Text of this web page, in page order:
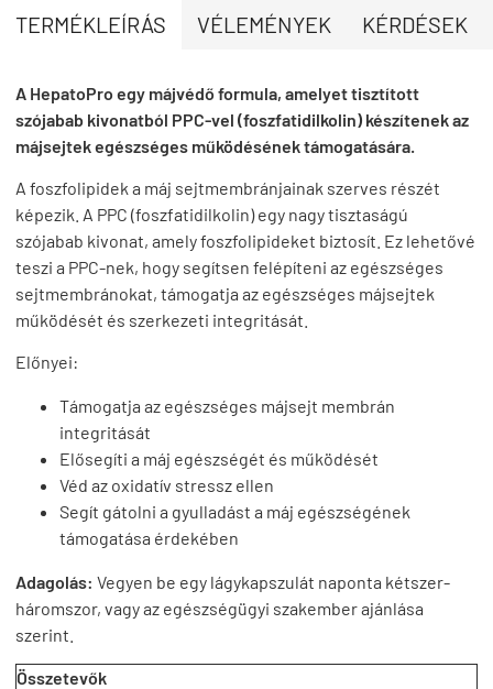
TERMÉKLEÍRÁS VÉLEMÉNYEK KÉRDÉSEK
A HepatoPro egy májvédő formula, amelyet tisztított
szójabab kivonatból PPC-vel (foszfatidilkolin) készítenek az
májsejtek egészséges működésének támogatására.
A foszfolipidek a máj sejtmembránjainak szerves részét
képezik. A PPC (foszfatidilkolin) egy nagy tisztaságú
szójabab kivonat, amely foszfolipideket biztosít. Ez lehetővé
teszi a PPC-nek, hogy segítsen felépíteni az egészséges
sejtmembránokat, támogatja az egészséges májsejtek
működését és szerkezeti integritását.
Előnyei:
Támogatja az egészséges májsejt membrán
integritását
Elősegíti a máj egészségét és működését
Véd az oxidatív stressz ellen
Segít gátolni a gyulladást a máj egészségének
támogatása érdekében
Adagolás: Vegyen be egy lágykapszulát naponta kétszer-
háromszor, vagy az egészségügyi szakember ajánlása
szerint.
Összetevők